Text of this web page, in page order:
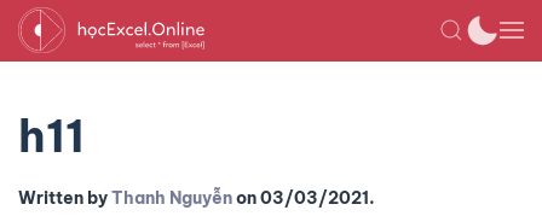
h11
Written byThanh Nguyễnon03/03/2021.